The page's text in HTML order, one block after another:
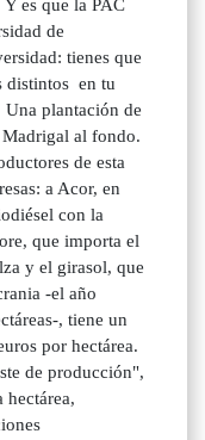
es que la PAC
de
tienes que
distintos en tu
plantación de
al fondo.
de esta
a Acor, en
con la
que importa el
y el girasol, que
-el año
, tiene un
por hectárea.
de producción",
hectárea,